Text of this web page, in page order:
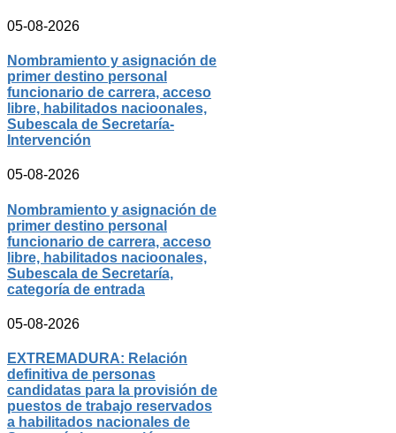
05-08-2026
Nombramiento y asignación de
primer destino personal
funcionario de carrera, acceso
libre, habilitados nacioonales,
Subescala de Secretaría-
Intervención
05-08-2026
Nombramiento y asignación de
primer destino personal
funcionario de carrera, acceso
libre, habilitados nacioonales,
Subescala de Secretaría,
categoría de entrada
05-08-2026
EXTREMADURA: Relación
definitiva de personas
candidatas para la provisión de
puestos de trabajo reservados
a habilitados nacionales de